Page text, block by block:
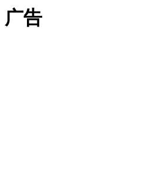
广告